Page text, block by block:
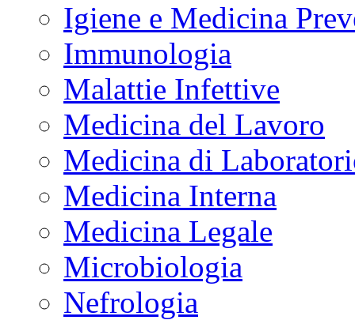
Igiene e Medicina
Immunologia
Malattie Infettive
Medicina del Lavoro
Medicina di
Medicina Interna
Medicina Legale
Microbiologia
Nefrologia